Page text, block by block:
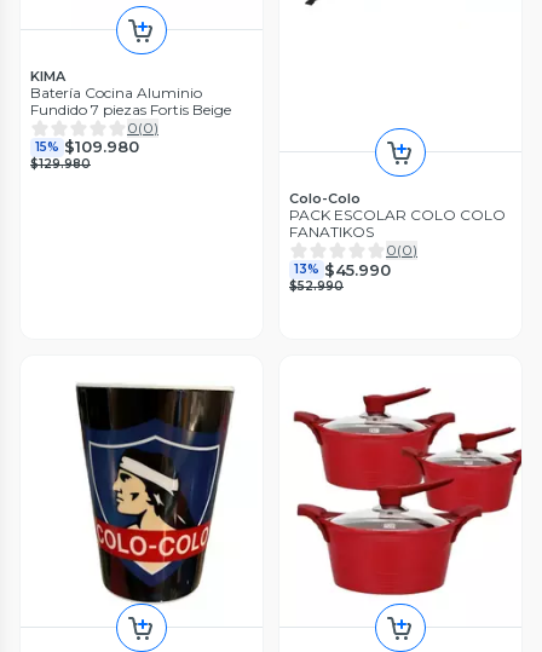
KIMA
Batería Cocina Aluminio
Fundido 7 piezas Fortis Beige
0(0)
15% $109.980
$129.980
Colo-Colo
PACK ESCOLAR COLO COLO
FANATIKOS
0(0)
13% $45.990
$52.990